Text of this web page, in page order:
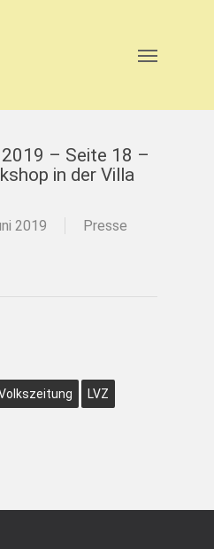
– Seite 18 –
in der Villa
2019 Presse
LVZ